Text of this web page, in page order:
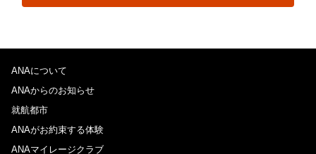
ANAについて
ANAからのお知らせ
就航都市
ANAがお約束する体験
ANAマイレージクラブ